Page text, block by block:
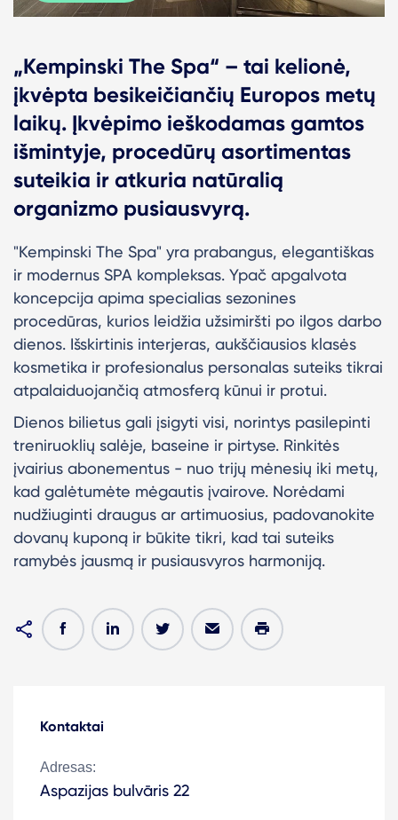
„Kempinski The Spa“ – tai kelionė,
įkvėpta besikeičiančių Europos metų
laikų. Įkvėpimo ieškodamas gamtos
išmintyje, procedūrų asortimentas
suteikia ir atkuria natūralią
organizmo pusiausvyrą.
"Kempinski The Spa" yra prabangus, elegantiškas
ir modernus SPA kompleksas. Ypač apgalvota
koncepcija apima specialias sezonines
procedūras, kurios leidžia užsimiršti po ilgos darbo
dienos. Išskirtinis interjeras, aukščiausios klasės
kosmetika ir profesionalus personalas suteiks tikrai
atpalaiduojančią atmosferą kūnui ir protui.
Dienos bilietus gali įsigyti visi, norintys pasilepinti
treniruoklių salėje, baseine ir pirtyse. Rinkitės
įvairius abonementus - nuo trijų mėnesių iki metų,
kad galėtumėte mėgautis įvairove. Norėdami
nudžiuginti draugus ar artimuosius, padovanokite
dovanų kuponą ir būkite tikri, kad tai suteiks
ramybės jausmą ir pusiausvyros harmoniją.
Kontaktai
Adresas:
Aspazijas bulvāris 22